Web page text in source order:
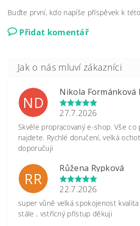
Buďte první, kdo napíše příspěvek k
Přidat komentář
ND
Nikola Formánková
27.7.2026
Skvěle propracovaný e-shop. Vše
najdete. Rychlé doručení, velká
doporučuji
RR
Růžena Rypková
22.7.2026
super vůně velká spokojenost
stále , vstřícný přístup děkuji